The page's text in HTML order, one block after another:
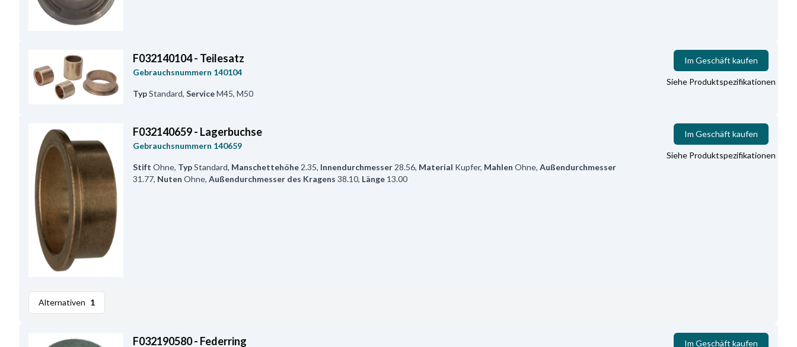
F032140104 - Teilesatz
Gebrauchsnummern 140104
TypStandard, ServiceM45, M50
Im Geschäft kaufen
Siehe Produktspezifikationen
F032140659 - Lagerbuchse
Gebrauchsnummern 140659
Stift Ohne, TypStandard, Manschettehöhe 2.35, Innendurchmesser 28.56, Material Kupfer, Mahlen Ohne, Außendurchmesser
31.77, Nuten Ohne, Außendurchmesser des Kragens 38.10, Länge 13.00
Im Geschäft kaufen
Siehe Produktspezifikationen
Alternativen 1
F032190580 - Federring Im Geschäft kaufen